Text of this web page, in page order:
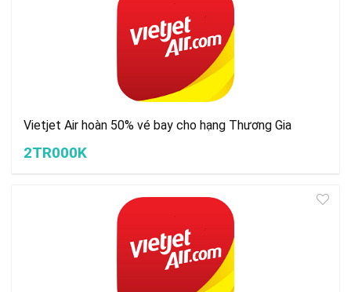
Vietjet Air hoàn 50% vé bay cho hạng Thương Gia
2TR000K